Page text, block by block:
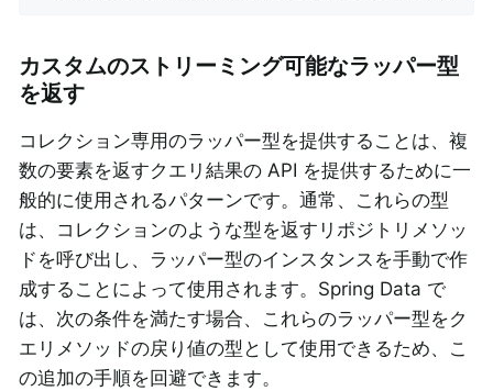
カスタムのストリーミング可能なラッパー型
を返す
コレクション専用のラッパー型を提供することは、複
数の要素を返すクエリ結果の API を提供するために一
般的に使用されるパターンです。通常、これらの型
は、コレクションのような型を返すリポジトリメソッ
ドを呼び出し、ラッパー型のインスタンスを手動で作
成することによって使用されます。Spring Data で
は、次の条件を満たす場合、これらのラッパー型をク
エリメソッドの戻り値の型として使用できるため、こ
の追加の手順を回避できます。